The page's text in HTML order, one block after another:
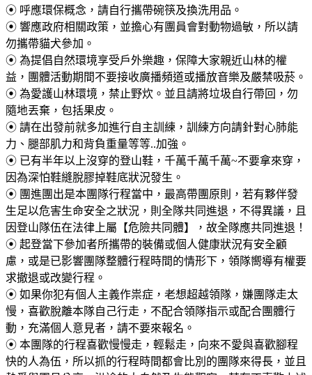
⦿ 呼應環保概念，請自行攜帶碗筷及換洗用品。
⦿ 響應政府相關政策，並擔心有團員會對動物過敏，所以請
勿攜帶貓犬參加。
⦿ 為提倡自然環境享受戶外樂趣，保障大家親近山林的權
益，團體活動期間不要接收廣播頻道或播放音樂及嚴禁吸菸。
⦿ 為愛護山林環境，禁止野炊。並且請將垃圾自行帶回，勿
隨地丟棄，包括果皮。
⦿ 請在出發前就多加進行自主訓練，訓練方向請針對心肺能
力、腿部肌力和背負重量等等..加強。
⦿ 已有半年以上沒穿的登山鞋，千萬千萬千萬~不要拿來穿，
因為深怕鞋縫脫膠掉鞋底狀況發生。
⦿ 團進團出是本團隊行程當中，最高帶團原則，若有夥伴發
生足以危害生命安全之狀況，則全隊共同進退，不得異議，且
因登山隊伍在法律上屬【危險共同體】，故全隊應共同進退！
⦿ 起登當下參加者所攜帶的裝備或個人健康狀況有安全顧
慮，或是已影響團隊整體行程時間的情形下，領隊嚮導有權要
求撤退或改變行程。
⦿ 如果你犯有個人主義作祟症，老想超越領隊，嫌團隊走太
慢，喜歡脫離本隊自己行走，不配合領隊指示或配合團體行
動，充滿個人意見者，請不要來報名。
⦿ 本團隊的行程喜歡慢慢走，輕鬆走，向來不愛與喜歡腳程
快的人為伍，所以抓的行程時間都會比別的團隊來得長，並且